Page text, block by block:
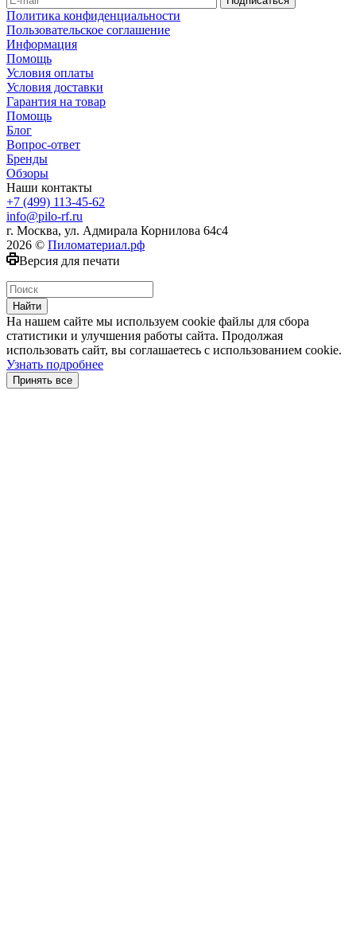
Политика конфиденциальности
Пользовательское соглашение
Информация
Помощь
Условия оплаты
Условия доставки
Гарантия на товар
Помощь
Блог
Вопрос-ответ
Бренды
Обзоры
Наши контакты
+7 (499) 113-45-62
info@pilo-rf.ru
г. Москва, ул. Адмирала Корнилова 64с4
2026 © Пиломатериал.рф
Версия для печати
Найти
На нашем сайте мы используем cookie файлы для сбора
статистики и улучшения работы сайта. Продолжая
использовать сайт, вы соглашаетесь с использованием cookie.
Узнать подробнее
Принять все